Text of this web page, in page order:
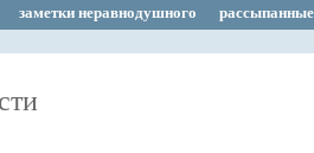
заметки неравнодушного